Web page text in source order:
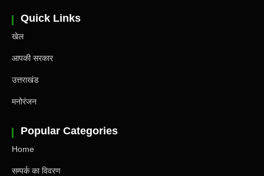
Quick Links
खेल
आपकी सरकार
उत्तराखंड
मनोरंजन
Popular Categories
Home
सम्पर्क का विवरण